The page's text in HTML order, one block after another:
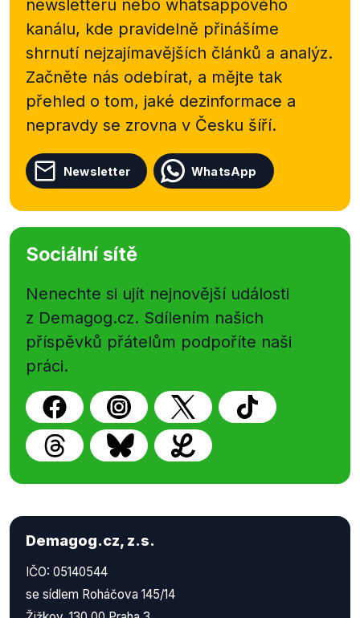
osobou.
newsletteru nebo whatsappového
kanálu, kde pravidelně přinášíme
shrnutí nejzajímavějších článků a analýz.
Začněte nás odebírat, a mějte tak
přehled o tom, jaké dezinformace a
nepravdy se zrovna v Česku šíří.
Newsletter WhatsApp
Sociální sítě
Nenechte si ujít nejnovější události
z Demagog.cz. Sdílením našich
příspěvků přátelům podpoříte naši
práci.
Demagog.cz, z.s.
IČO: 05140544
se sídlem Roháčova 145/14